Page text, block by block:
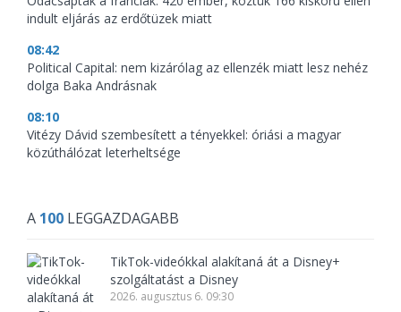
indult eljárás az erdőtüzek miatt
08:42
Political Capital: nem kizárólag az ellenzék miatt lesz nehéz
dolga Baka Andrásnak
08:10
Vitézy Dávid szembesített a tényekkel: óriási a magyar
közúthálózat leterheltsége
A 100 LEGGAZDAGABB
TikTok-videókkal alakítaná át a Disney+
szolgáltatást a Disney
2026. augusztus 6. 09:30